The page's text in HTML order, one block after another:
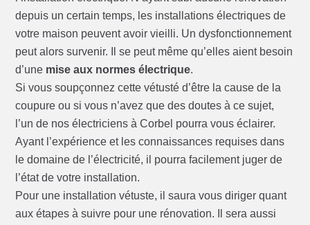
depuis un certain temps, les installations électriques de
votre maison peuvent avoir vieilli. Un dysfonctionnement
peut alors survenir. Il se peut même qu’elles aient besoin
d’une mise aux normes électrique.
Si vous soupçonnez cette vétusté d’être la cause de la
coupure ou si vous n’avez que des doutes à ce sujet,
l’un de nos électriciens à Corbel pourra vous éclairer.
Ayant l’expérience et les connaissances requises dans
le domaine de l’électricité, il pourra facilement juger de
l’état de votre installation.
Pour une installation vétuste, il saura vous diriger quant
aux étapes à suivre pour une rénovation. Il sera aussi